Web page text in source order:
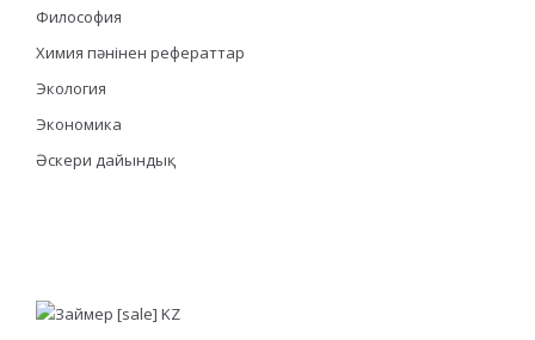
Философия
Химия пәнінен рефераттар
Экология
Экономика
Әскери дайындық